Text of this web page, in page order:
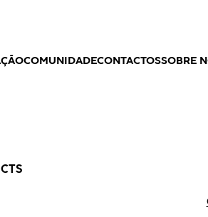
COMUNIDADECONTACTOSSOBRE